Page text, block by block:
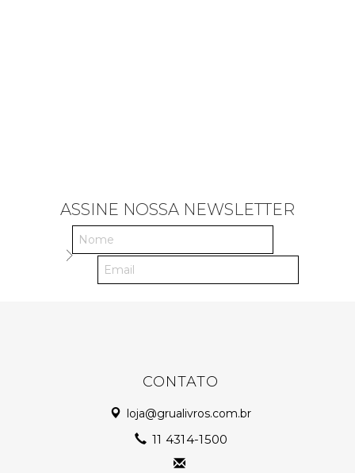
ASSINE NOSSA NEWSLETTER
CONTATO
loja@grualivros.com.br
11 4314-1500